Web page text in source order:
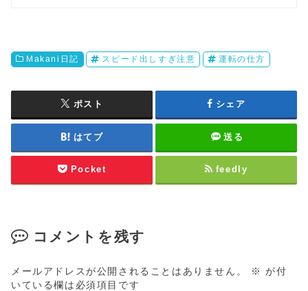
Makani日記 スピード出しすぎ注意 運転の仕方
ポスト シェア
はてブ 送る
Pocket feedly
コメントを残す
メールアドレスが公開されることはありません。 ※ が付
いている欄は必須項目です